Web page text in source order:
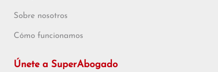
Sobre nosotros
Cómo funcionamos
Únete a SuperAbogado